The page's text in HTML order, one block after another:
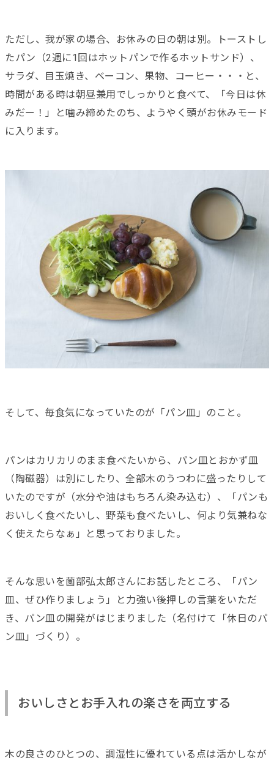
ただし、我が家の場合、お休みの日の朝は別。トーストし
たパン（2週に1回はホットパンで作るホットサンド）、
サラダ、目玉焼き、ベーコン、果物、コーヒー・・・と、
時間がある時は朝昼兼用でしっかりと食べて、「今日は休
みだー！」と噛み締めたのち、ようやく頭がお休みモード
に入ります。
そして、毎食気になっていたのが「パン皿」のこと。
パンはカリカリのまま食べたいから、パン皿とおかず皿
（陶磁器）は別にしたり、全部木のうつわに盛ったりして
いたのですが（水分や油はもちろん染み込む）、「パンも
おいしく食べたいし、野菜も食べたいし、何より気兼ねな
く使えたらなぁ」と思っておりました。
そんな思いを薗部弘太郎さんにお話したところ、「パン
皿、ぜひ作りましょう」と力強い後押しの言葉をいただ
き、パン皿の開発がはじまりました（名付けて「休日のパ
ン皿」づくり）。
おいしさとお手入れの楽さを両立する
木の良さのひとつの、調湿性に優れている点は活かしなが